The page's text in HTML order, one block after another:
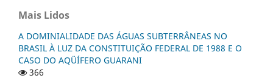
Mais Lidos
A DOMINIALIDADE DAS ÁGUAS SUBTERRÂNEAS NO
BRASIL À LUZ DA CONSTITUIÇÃO FEDERAL DE 1988 E O
CASO DO AQÜÍFERO GUARANI
366